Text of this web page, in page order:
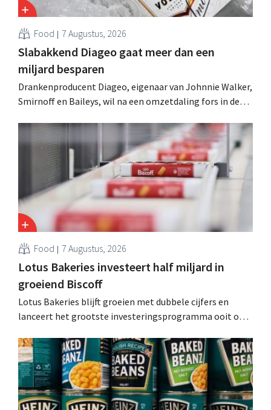
Food 7 Augustus, 2026
Slabakkend Diageo gaat meer dan een
miljard besparen
Drankenproducent Diageo, eigenaar van Johnnie Walker,
Smirnoff en Baileys, wil na een omzetdaling fors in de
andere Guiness en voorgemixte cocktails.
Food 7 Augustus, 2026
Lotus Bakeries investeert half miljard in
groeiend Biscoff
Lotus Bakeries blijft groeien met dubbele cijfers en
lanceert het grootste investeringsprogramma ooit om
moeten dit momentum grijpen”.